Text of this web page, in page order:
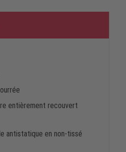
entièrement recouvert
antistatique en non-tissé